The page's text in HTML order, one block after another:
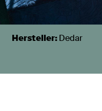
Hersteller:Dedar